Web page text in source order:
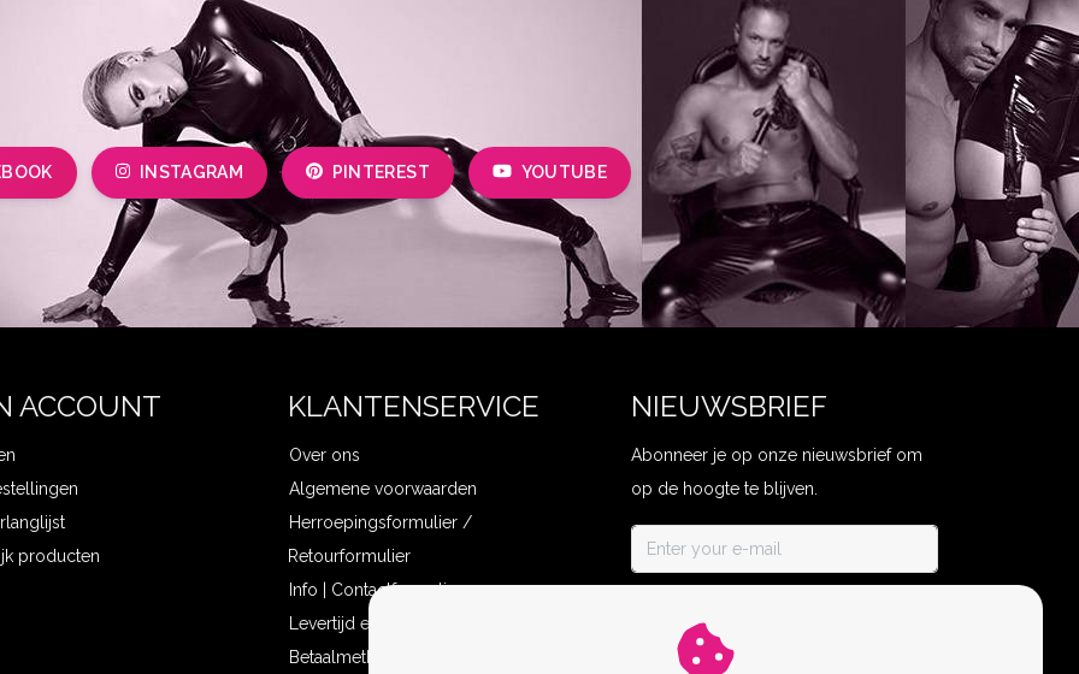
INSTAGRAM PINTEREST YOUTUBE
ACCOUNT
producten
KLANTENSERVICE
Over ons
Algemene voorwaarden
Herroepingsformulier /
Retourformulier
Info | Contactformulier
Levertijd en verzendkosten
Betaalmethoden
NIEUWSBRIEF
Abonneer je op onze nieuwsbrief om
op de hoogte te blijven.